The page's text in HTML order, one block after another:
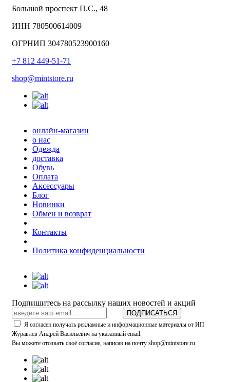
Большой проспект П.С., 48
ИНН 780500614009
ОГРНИП 304780523900160
+7 812 449-51-71
shop@mintstore.ru
онлайн-магазин
о нас
Одежда
доставка
Обувь
Оплата
Аксессуары
Блог
Новинки
Обмен и возврат
Контакты
Политика конфиденциальности
Подпишитесь на рассылку наших новостей и акций
ПОДПИСАТЬСЯ
Я согласен получать рекламные и информационные материалы от ИП
Журавлев Андрей Васильевич на указанный email.
Вы можете отозвать своё согласие, написав на почту shop@mintstore.ru